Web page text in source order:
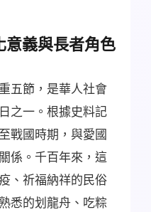
意義與長者角色
五節，是華人社會
之一。根據史料記
戰國時期，與愛國
係。千百年來，這
、祈福納祥的民俗
悉的划龍舟、吃粽